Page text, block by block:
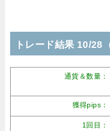
トレード結果 10/28
通貨＆数量：
獲得pips：
1回目：